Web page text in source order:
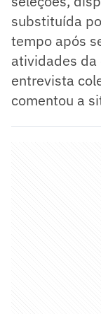
substituída
tempo após
atividades da
entrevista
comentou a